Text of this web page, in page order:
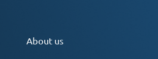
About us